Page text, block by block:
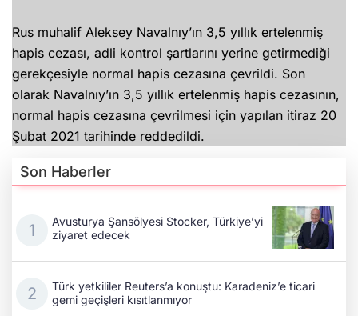
Rus muhalif Aleksey Navalnıy’ın 3,5 yıllık ertelenmiş
hapis cezası, adli kontrol şartlarını yerine getirmediği
gerekçesiyle normal hapis cezasına çevrildi. Son
olarak Navalnıy’ın 3,5 yıllık ertelenmiş hapis cezasının,
normal hapis cezasına çevrilmesi için yapılan itiraz 20
Şubat 2021 tarihinde reddedildi.
Son Haberler
Avusturya Şansölyesi Stocker, Türkiye’yi
ziyaret edecek
Türk yetkililer Reuters’a konuştu: Karadeniz’e ticari
gemi geçişleri kısıtlanmıyor